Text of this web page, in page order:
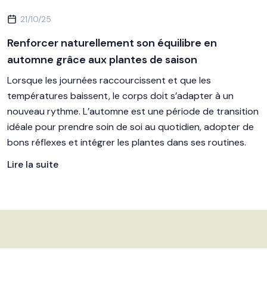
21/10/25
Renforcer naturellement son équilibre en
automne grâce aux plantes de saison
Lorsque les journées raccourcissent et que les
températures baissent, le corps doit s’adapter à un
nouveau rythme. L’automne est une période de transition
idéale pour prendre soin de soi au quotidien, adopter de
bons réflexes et intégrer les plantes dans ses routines.
Lire la suite